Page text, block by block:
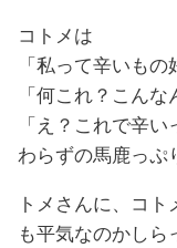
コトメは
「私って辛いもの
「何これ？こんな
「え？これで辛
わらずの馬鹿っぷ
トメさんに、コ
も平気なのかしら